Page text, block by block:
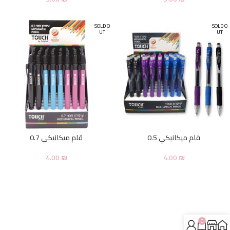
SOLD O
UT
قلم ميكانيكي 0.5
4.00₪
SOLD O
UT
قلم ميكانيكي 0.7
4.00₪
0